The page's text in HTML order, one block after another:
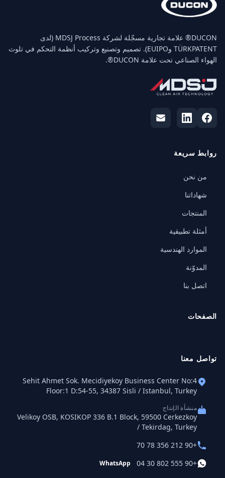
‏DUCON® علامة تجارية مسجّلة لشركة MDSJ Process (لدى
TÜRKPATENT وEUIPO). تصميم وتصنيع وتركيب أنظمة التحكم في تلوث
الهواء الصناعي تحت علامة DUCON®.
روابط سريعة
من نحن
شهاداتنا
المنتجات
أمثلة تطبيقية
الموارد الهندسية
المدوّنة
اتصل بنا
الصفحات
تواصل معنا
Sehit Ahmet Sok. Mecidiyekoy Business Center No:4
Floor:1 D:54-55, 34387 Sisli / Istanbul, Turkey
منشأة الإنتاج
Velikoy OSB, KOSIKOP 336 B.1 Block, 59500 Cerkezkoy
/ Tekirdag, Turkey
+90 212 356 78 70
+90 555 802 30 04
WhatsApp